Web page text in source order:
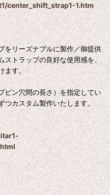
center_shift_strap1-1.htm
リーズナブルに製作／御提供
ストラップの良好な使用感を、
ます。
ン穴間の長さ）を指定してい
つカスタム製作いたします。